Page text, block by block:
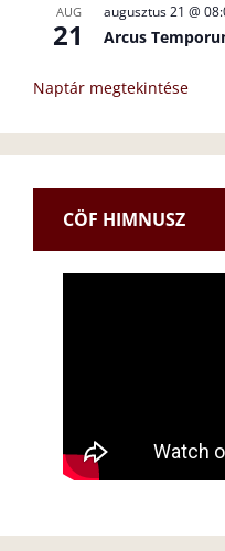
AUG
21
augusztus 21 @
Arcus
Naptár megtekintése
CÖF HIMNUSZ